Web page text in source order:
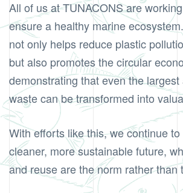
All of us at TUNACONS are
ensure a healthy marine
not only helps reduce plastic
but also promotes the circular
demonstrating that even the
waste can be transformed into
With efforts like this, we continue
cleaner, more sustainable future,
and reuse are the norm rather than